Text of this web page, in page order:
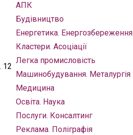
12
АПК
Будівництво
Енергетика. Енергозбереження
Кластери. Асоціації
Легка промисловість
Машинобудування. Металургія
Медицина
Освіта. Наука
Послуги. Консалтинг
Реклама. Поліграфія